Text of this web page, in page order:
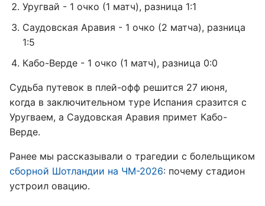
Уругвай - 1 очко (1 матч), разница 1:1
Саудовская Аравия - 1 очко (2 матча), разница
1:5
Кабо-Верде - 1 очко (1 матч), разница 0:0
Судьба путевок в плей-офф решится 27 июня,
когда в заключительном туре Испания сразится с
Уругваем, а Саудовская Аравия примет Кабо-
Верде.
Ранее мы рассказывали о трагедии с болельщиком
сборной Шотландии на ЧМ-2026: почему стадион
устроил овацию.